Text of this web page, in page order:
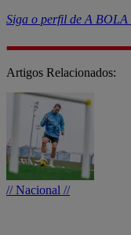
Siga o perfil de A BOLA
Artigos Relacionados:
// Nacional //